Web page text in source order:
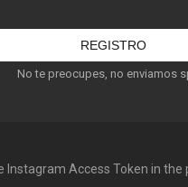
No te preocupes, no enviamos
Instagram Access Token in the